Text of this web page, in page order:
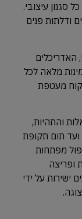
סגנון עיצובי.
ודלתות פנים
האדריכלים
מלאה לכל
מעטפת
והתהיות,
תום תקופת
מפתחות
ופריצה
ישירות על ידי